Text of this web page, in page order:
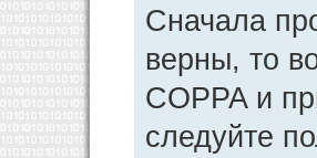
Сначала
верны, то
COPPA и
следуйте